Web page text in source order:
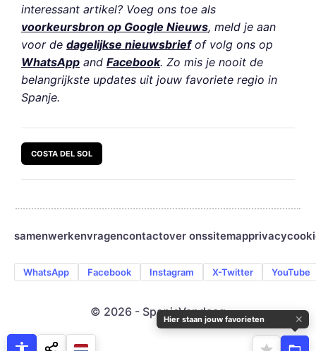
interessant artikel? Voeg ons toe als
voorkeursbron op Google Nieuws, meld je aan
voor de dagelijkse nieuwsbriefof volg ons op
WhatsApp and Facebook. Zo mis je nooit de
belangrijkste updates uit jouw favoriete regio in
Spanje.
COSTA DEL SOL
samenwerkenvragencontactover onssitemapprivacy
WhatsApp Facebook Instagram X-Twitter YouTube
© 2026 - SpanjeVandaag
Hier staan jouw favorieten ✕